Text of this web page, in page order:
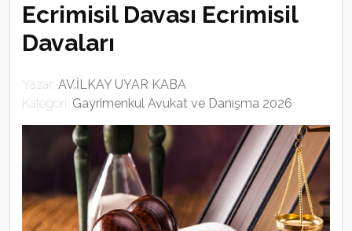
Ecrimisil Davası Ecrimisil
Davaları
Yazar: AV.İLKAY UYAR KABA
Kategori: Gayrimenkul Avukat ve Danışma 2026